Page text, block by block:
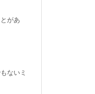
があ
ないミ